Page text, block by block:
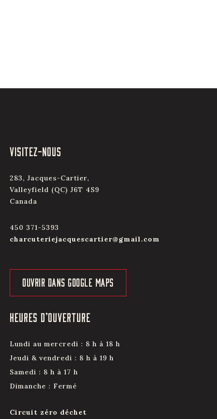
VISITEZ-NOUS
283, Jacques-Cartier,
Valleyfield (QC) J6T 4S9
Canada
450 371-5393
charcuteriejacquescartier@gmail.com
OUVRIR DANS GOOGLE MAPS
HEURES D’OUVERTURE
Lundi au mercredi : 8 h à 18 h
Jeudi & vendredi : 8 h à 19 h
Samedi : 8 h à 17 h
Dimanche : Fermé
Circuit zéro déchet